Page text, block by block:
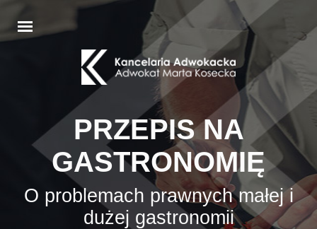
PRZEPIS NA
GASTRONOMIĘ
O problemach prawnych małej i
dużej gastronomii